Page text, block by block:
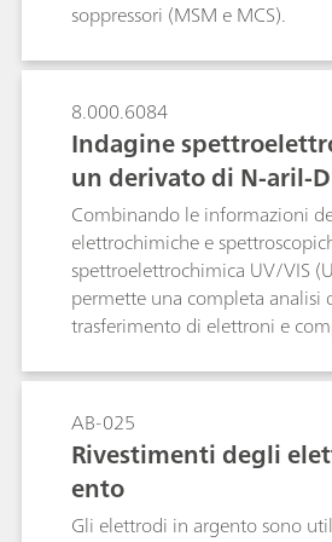
preconcentrazione. Utilizzando
impostazione analitica e senza
supplementare, possono
concentrazioni.Come le altre
Metrohm, la tecnica MiPCT-
riduce il carico di lavoro,
tracciabilità, è priva di effetti
significativamente la precisione
riproducibilità dei risultati.
soppressori (MSM e MCS).
8.000.6084
Indagine
un derivato di N-aril-
Combinando le informazioni
elettrochimiche e
spettroelettrochimica UV/VIS
permette una completa analisi
trasferimento di elettroni e
aril-D 2-pirazolina è stato
voltammetria ciclica e
L'assorbanza UV/VIS misurata
cambiamenti di assorbimento
accompagnato l'ossidazione
essa potrebbero dimostrare la
AB-025
Rivestimenti degli
ento
Gli elettrodi in argento sono